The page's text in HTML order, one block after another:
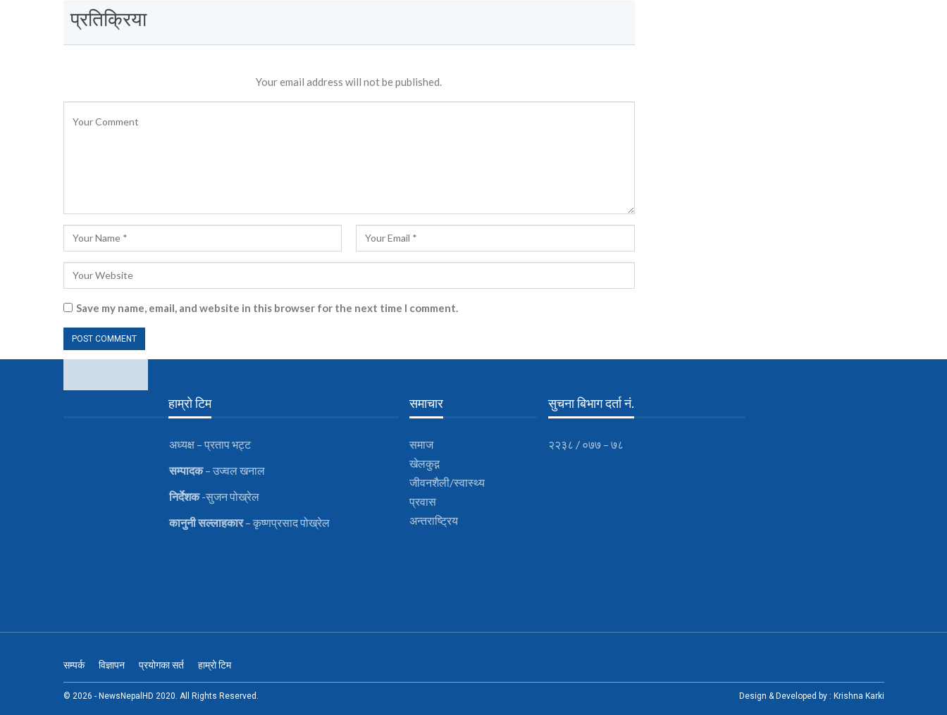
प्रतिक्रिया
Your email address will not be published.
Save my name, email, and website in this browser for the next time I comment.
हाम्रो टिम
अध्यक्ष – प्रताप भट्ट
सम्पादक– उज्वल खनाल
निर्देशक-सुजन पोख्रेल
कानुनीसल्लाहकार– कृष्णप्रसाद पोख्रेल
समाचार
समाज
खेलकुद़़
जीवनशैली/स्वास्थ्य
प्रवास
अन्तराष्ट्रिय
सुचना बिभाग दर्ता नं.
२२३८ / ०७७ – ७८
सम्पर्क विज्ञापन प्रयोगका सर्त हाम्रो टिम
© 2026 - NewsNepalHD 2020. All Rights Reserved. Design & Developed by : Krishna Karki